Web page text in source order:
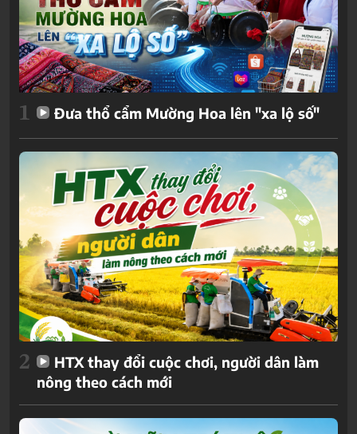
1 Đưa thổ cẩm Mường Hoa lên "xa lộ số"
2
HTX thay đổi cuộc chơi, người dân làm
nông theo cách mới